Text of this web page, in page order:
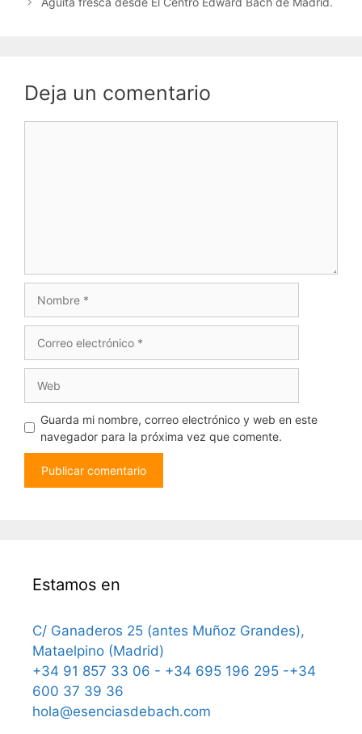
Deja un comentario
electrónico
Guarda mi nombre, correo electrónico y web en este
navegador para la próxima vez que comente.
Estamos en
C/ Ganaderos 25 (antes Muñoz Grandes),
Mataelpino (Madrid)
+34 91 857 33 06 - +34 695 196 295 -+34
600 37 39 36
hola@esenciasdebach.com